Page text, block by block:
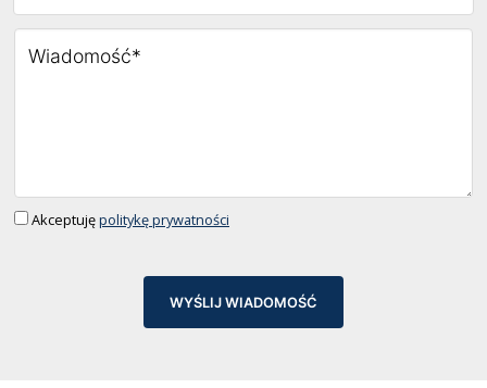
Akceptujępolitykę prywatności
WYŚLIJ WIADOMOŚĆ